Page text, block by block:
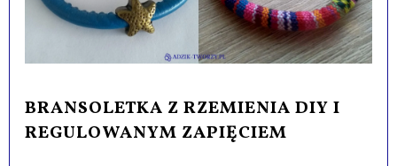
BRANSOLETKA Z RZEMIENIA DIY I
REGULOWANYM ZAPIĘCIEM